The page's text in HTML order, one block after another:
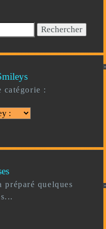
catégorie :
quelques